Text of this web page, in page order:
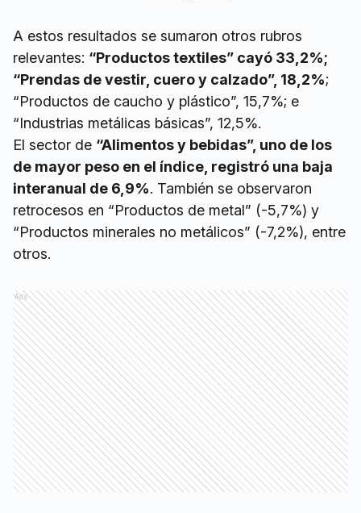
A estos resultados se sumaron otros rubros
relevantes: “Productos textiles” cayó 33,2%;
“Prendas de vestir, cuero y calzado”, 18,2%;
“Productos de caucho y plástico”, 15,7%; e
“Industrias metálicas básicas”, 12,5%.
El sector de “Alimentos y bebidas”, uno de los
de mayor peso en el índice, registró una baja
interanual de 6,9%. También se observaron
retrocesos en “Productos de metal” (-5,7%) y
“Productos minerales no metálicos” (-7,2%), entre
otros.
Ads